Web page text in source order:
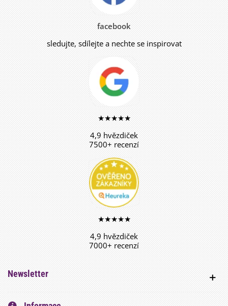
facebook
sledujte, sdílejte a nechte se inspirovat
★★★★★
4,9 hvězdiček
7500+ recenzí
★★★★★
4,9 hvězdiček
7000+ recenzí
Newsletter